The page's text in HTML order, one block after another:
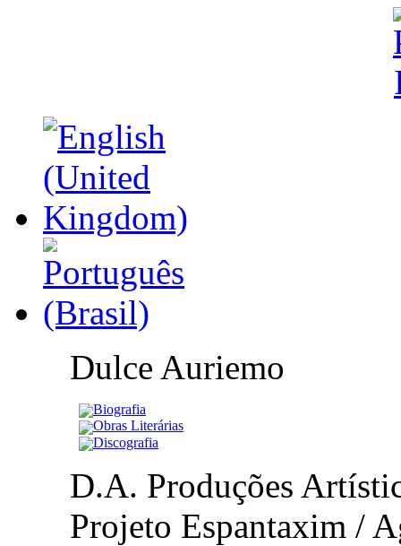
Dulce Auriemo
Biografia
Obras Literárias
Discografia
D.A. Produções
Projeto Espantaxim /